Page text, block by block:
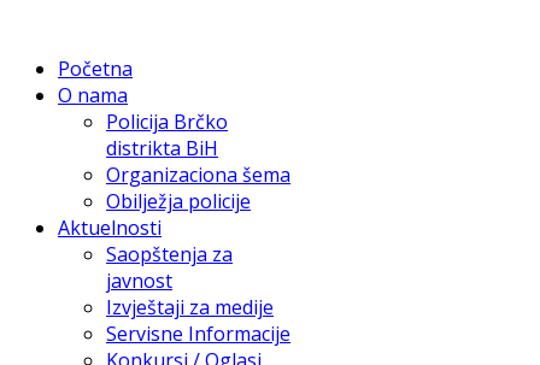
Početna
O nama
Policija Brčko
distrikta BiH
Organizaciona šema
Obilježja policije
Aktuelnosti
Saopštenja za
javnost
Izvještaji za medije
Servisne Informacije